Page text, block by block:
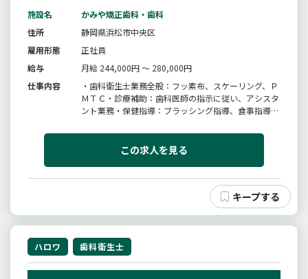
施設名
かみや矯正歯科・歯科
住所
静岡県浜松市中央区
雇用形態
正社員
給与
月給 244,000円 ～ 280,000円
仕事内容
・歯科衛生士業務全般：フッ素布、スケーリング、Ｐ
ＭＴＣ・診療補助：歯科医師の指示に従い、アシスタ
ント業務・保健指導：ブラッシング指導、食事指導・
「変更範囲：変更なし」＃マザーズ
この求人を見る
ハロワ 歯科衛生士